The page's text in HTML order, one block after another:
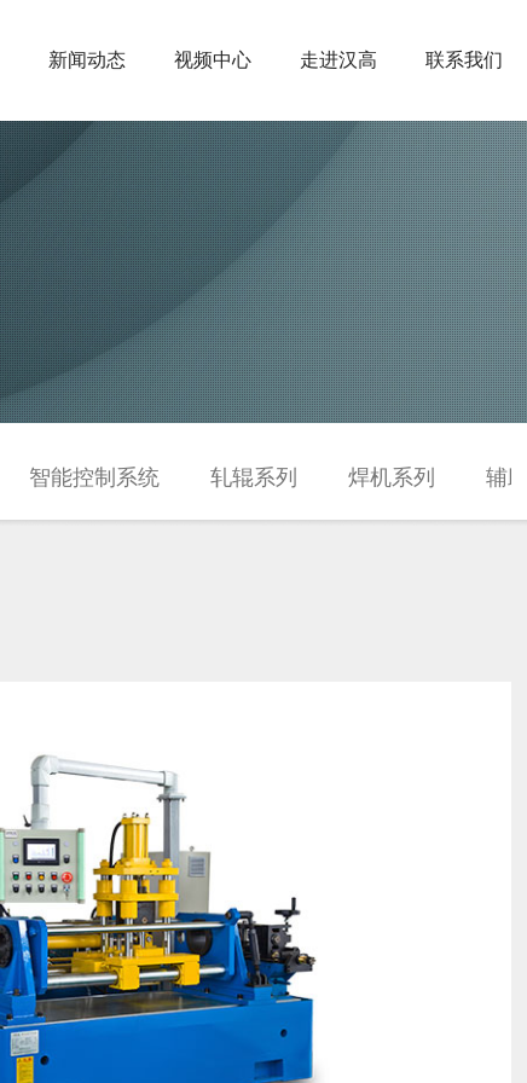
新闻动态 视频中心 走进汉高 联系我们
智能控制系统 轧辊系列 焊机系列 辅